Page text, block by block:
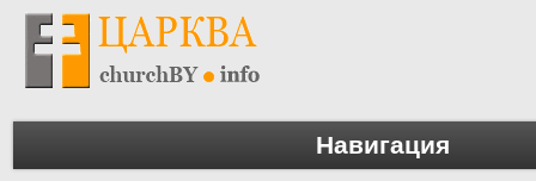
Навигация